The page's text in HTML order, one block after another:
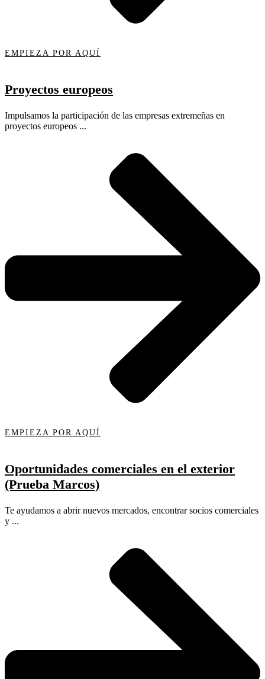
EMPIEZA POR AQUÍ
Proyectos europeos
Impulsamos la participación de las empresas extremeñas en
proyectos europeos ...
EMPIEZA POR AQUÍ
Oportunidades comerciales en el exterior
(Prueba Marcos)
Te ayudamos a abrir nuevos mercados, encontrar socios comerciales
y ...